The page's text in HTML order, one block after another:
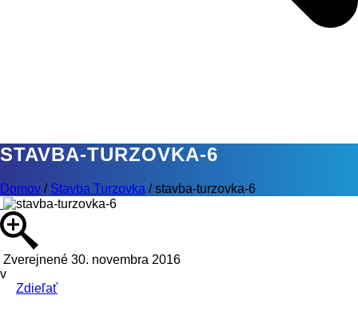
STAVBA-TURZOVKA-6
Domov / Stavba Turzovka /stavba-turzovka-6
Zverejnené 30. novembra 2016
v
Zdieľať